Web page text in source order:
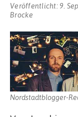
Veröffentlicht: 9.
Brocke
Nordstadtblogger-